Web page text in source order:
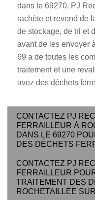
dans le 69270, PJ
rachète et revend de
de stockage, de tri et
avant de les envoyer
69 a de toutes les
traitement et une
avez des déchets
CONTACTEZ PJ
FERRAILLEUR À
DANS LE 69270
DES DÉCHETS
CONTACTEZ PJ
FERRAILLEUR
TRAITEMENT DES
ROCHETAILLEE